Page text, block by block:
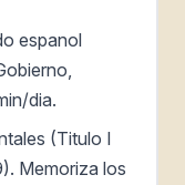
espanol
dia.
(Titulo I
Memoriza los